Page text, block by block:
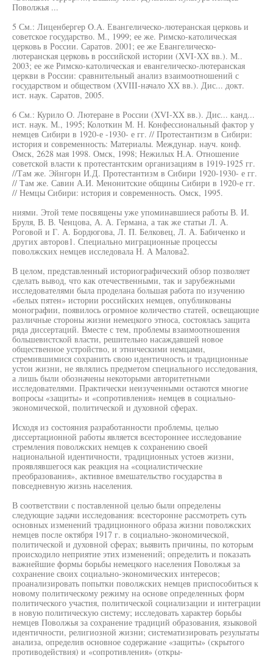
Поволжья ...
5 См.: Лиценбергер O.A. Евангелическо-лютеранская церковь и
советское государство. М., 1999; ее же. Римско-католическая
церковь в России. Саратов. 2001; ее же Евангелическо-
лютеранская церковь в российской истории (XVI-XX вв.). М..
2003; ее же Римско-католическая и евангелическо-лютеранская
церкви в России: сравнительный анализ взаимоотношений с
государством и обществом (XVIII-начало XX вв.). Дис... докт.
ист. наук. Саратов, 2005.
6 См.: Курило О. Лютеране в России (XVI-XX вв.). Дис... канд...
ист. наук. М., 1995; Колоткин М. Н. Конфессиональный фактор у
немцев Сибири в 1920-е -1930- е гг. // Протестантизм в Сибири:
история и современность: Материалы. Междунар. науч. конф.
Омск, 2628 мая 1998. Омск, 1998; Нежилых H.A. Отношение
советской власти к протестантским организациям в 1919-1925 гг.
//Там же. Эйнгорн И.Д. Протестантизм в Сибири 1920-1930- е гг.
// Там же. Савин А.И. Менонитские общины Сибири в 1920-е гг.
// Немцы Сибири: история и современность. Омск, 1995.
ниями. Этой теме посвящены уже упоминавшиеся работы В. И.
Бруля, В. В. Ченцова, А. А. Германа, а так же статьи Л. А.
Роговой и Г. А. Бордюгова, Л. П. Белковец, Л. А. Бабиченко и
других авторов1. Специально миграционные процессы
поволжских немцев исследовала Н. А Малова2.
В целом, представленный историографический обзор позволяет
сделать вывод, что как отечественными, так и зарубежными
исследователями была проделана большая работа по изучению
«белых пятен» истории российских немцев, опубликованы
монографии, появилось огромное количество статей, освещающие
различные стороны жизни немецкого этноса, состоялась защита
ряда диссертаций. Вместе с тем, проблемы взаимоотношения
большевистской власти, решительно насаждавшей новое
общественное устройство, и этническими немцами,
стремившимися сохранить свою идентичность и традиционные
устои жизни, не являлись предметом специального исследования,
а лишь были обозначены некоторыми авторитетными
исследователями. Практически неизученными остаются многие
вопросы «защиты» и «сопротивления» немцев в социально-
экономической, политической и духовной сферах.
Исходя из состояния разработанности проблемы, целью
диссертационной работы является всестороннее исследование
стремления поволжских немцев к сохранению своей
национальной идентичности, традиционных устоев жизни,
проявлявшегося как реакция на «социалистические
преобразования», активное вмешательство государства в
повседневную жизнь населения.
В соответствии с поставленной целью были определены
следующие задачи исследования: всесторонне рассмотреть суть
основных изменений традиционного образа жизни поволжских
немцев после октября 1917 г. в социально-экономической,
политической и духовной сферах; выявить причины, по которым
происходило неприятие этих изменений; определить и показать
важнейшие формы борьбы немецкого населения Поволжья за
сохранение своих социально-экономических интересов;
проанализировать попытки поволжских немцев приспособиться к
новому политическому режиму на основе определенных форм
политического участия, политической социализации и интеграции
в новую политическую систему; исследовать характер борьбы
немцев Поволжья за сохранение традиций образования, языковой
идентичности, религиозной жизни; систематизировать результаты
анализа, определив основное содержание «защиты» (скрытого
противодействия) и «сопротивления» (откры-